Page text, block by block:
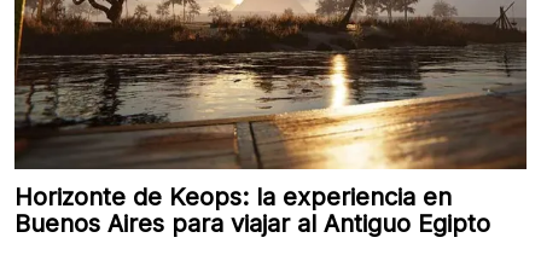
Horizonte de Keops: la experiencia en
Buenos Aires para viajar al Antiguo Egipto